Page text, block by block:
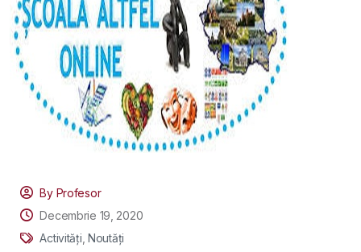
By Profesor
Decembrie 19, 2020
Activități ,Noutăți